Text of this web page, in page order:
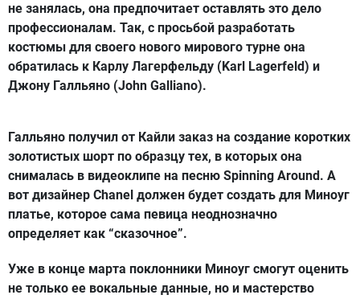
не занялась, она предпочитает оставлять это дело
профессионалам. Так, с просьбой разработать
костюмы для своего нового мирового турне она
обратилась к Карлу Лагерфельду (Karl Lagerfeld) и
Джону Галльяно (John Galliano).
Галльяно получил от Кайли заказ на создание коротких
золотистых шорт по образцу тех, в которых она
снималась в видеоклипе на песню Spinning Around. А
вот дизайнер Chanel должен будет создать для Миноуг
платье, которое сама певица неоднозначно
определяет как “сказочное”.
Уже в конце марта поклонники Миноуг смогут оценить
не только ее вокальные данные, но и мастерство